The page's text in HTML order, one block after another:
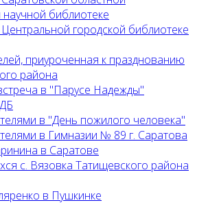
библиотеке
городской библиотеке
приуроченная к празднованию
района
в "Парусе Надежды"
в "День пожилого человека"
в Гимназии № 89 г. Саратова
в Саратове
с. Вязовка Татищевского района
в Пушкинке